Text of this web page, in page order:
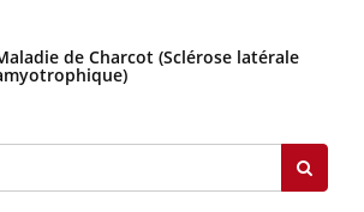
de Charcot (Sclérose latérale